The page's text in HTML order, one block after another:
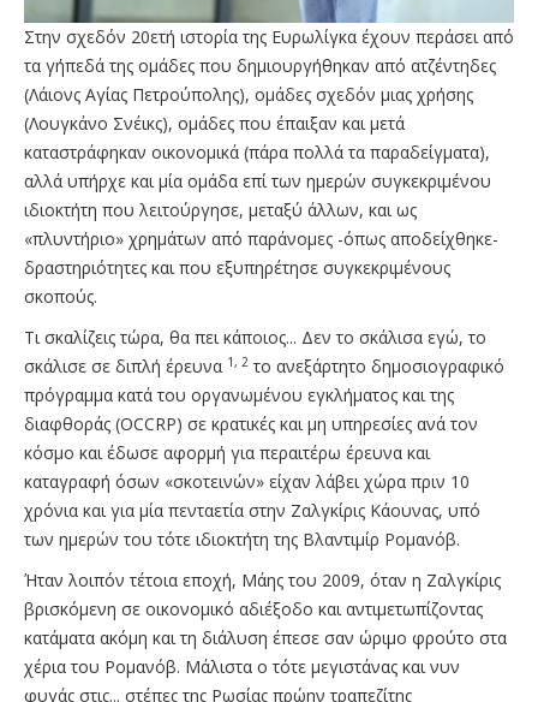
Στην σχεδόν 20ετή ιστορία της Ευρωλίγκα έχουν περάσει από
τα γήπεδά της ομάδες που δημιουργήθηκαν από ατζέντηδες
(Λάιονς Αγίας Πετρούπολης), ομάδες σχεδόν μιας χρήσης
(Λουγκάνο Σνέικς), ομάδες που έπαιξαν και μετά
καταστράφηκαν οικονομικά (πάρα πολλά τα παραδείγματα),
αλλά υπήρχε και μία ομάδα επί των ημερών συγκεκριμένου
ιδιοκτήτη που λειτούργησε, μεταξύ άλλων, και ως
«πλυντήριο» χρημάτων από παράνομες -όπως αποδείχθηκε-
δραστηριότητες και που εξυπηρέτησε συγκεκριμένους
σκοπούς.
Τι σκαλίζεις τώρα, θα πει κάποιος... Δεν το σκάλισα εγώ, το
σκάλισε σε διπλή έρευνα 1, 2 το ανεξάρτητο δημοσιογραφικό
πρόγραμμα κατά του οργανωμένου εγκλήματος και της
διαφθοράς (OCCRP) σε κρατικές και μη υπηρεσίες ανά τον
κόσμο και έδωσε αφορμή για περαιτέρω έρευνα και
καταγραφή όσων «σκοτεινών» είχαν λάβει χώρα πριν 10
χρόνια και για μία πενταετία στην Ζαλγκίρις Κάουνας, υπό
των ημερών του τότε ιδιοκτήτη της Βλαντιμίρ Ρομανόβ.
Ήταν λοιπόν τέτοια εποχή, Μάης του 2009, όταν η Ζαλγκίρις
βρισκόμενη σε οικονομικό αδιέξοδο και αντιμετωπίζοντας
κατάματα ακόμη και τη διάλυση έπεσε σαν ώριμο φρούτο στα
χέρια του Ρομανόβ. Μάλιστα ο τότε μεγιστάνας και νυν
φυγάς στις... στέπες της Ρωσίας πρώην τραπεζίτης